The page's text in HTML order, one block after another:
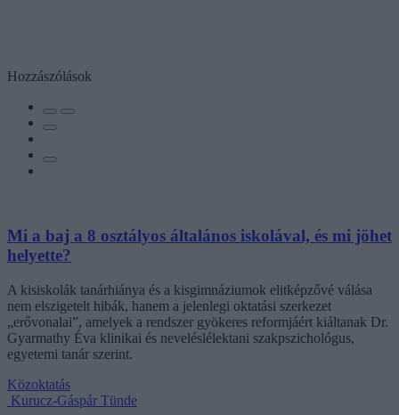
Hozzászólások
Mi a baj a 8 osztályos általános iskolával, és mi jöhet
helyette?
A kisiskolák tanárhiánya és a kisgimnáziumok elitképzővé válása
nem elszigetelt hibák, hanem a jelenlegi oktatási szerkezet
„erővonalai”, amelyek a rendszer gyökeres reformjáért kiáltanak Dr.
Gyarmathy Éva klinikai és neveléslélektani szakpszichológus,
egyetemi tanár szerint.
Közoktatás
Kurucz-Gáspár Tünde